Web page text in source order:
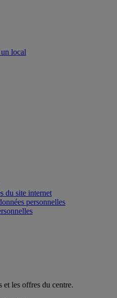
local
du site internet
personnelles
et les offres du centre.